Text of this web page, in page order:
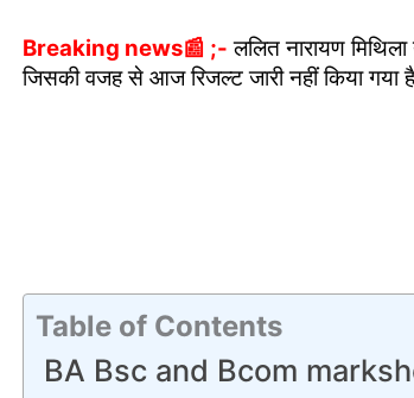
Breaking news📰 ;- ललित नारायण
जिसकी वजह से आज रिजल्ट जारी नहीं किया गया
Table of Contents
BA Bsc and Bcom